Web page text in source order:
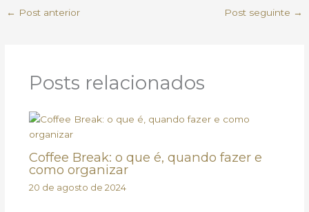
← Post anterior Post seguinte →
Posts relacionados
Coffee Break: o que é, quando fazer e
como organizar
20 de agosto de 2024